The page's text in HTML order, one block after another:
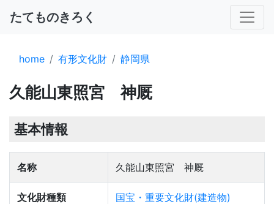
たてものきろく
home 有形文化財 静岡県
久能山東照宮 神厩
基本情報
名称 久能山東照宮 神厩
文化財種類 国宝・重要文化財(建造物)